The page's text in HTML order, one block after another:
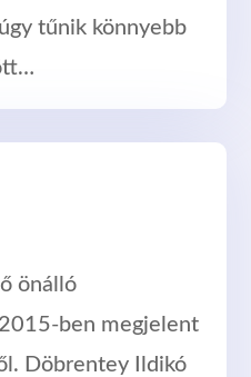
tűnik könnyebb
önálló
ben megjelent
Döbrentey Ildikó